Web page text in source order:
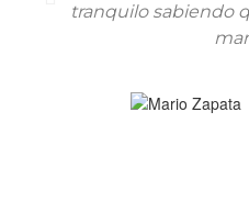
tranquilo sabiendo